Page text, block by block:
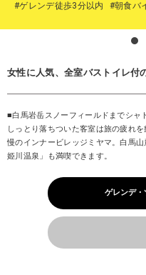
#ゲレンデ徒歩3分以内
#朝食バ
女性に人気、全室バストイレ付
■白馬岩岳スノーフィールドまでシャ
しっとり落ちついた客室は旅の疲れ
慢のインナービレッジミヤマ。白馬
姫川温泉」も満喫できます。
ゲレンデ・